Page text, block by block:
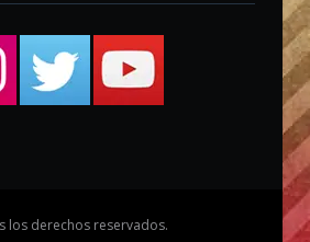
los derechos reservados.